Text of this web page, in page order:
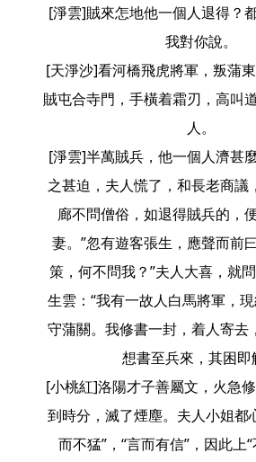
[淨雲]賊來怎地他一個人退得？
我對你說。
[天淨沙]看河橋飛虎將軍，叛蒲
賊屯合寺門，手橫着霜刃，高叫
人。
[淨雲]半萬賊兵，他一個人濟甚
之甚迫，夫人慌了，和長老商議
廊不問僧俗，如退得賊兵的，
妻。”忽有遊客張生，應聲而前
策，何不問我？”夫人大喜，就
生雲：“我有一故人白馬將軍，
守蒲關。我修書一封，着人寄去
想書至兵來，其困即
[小桃紅]洛陽才子善屬文，火急
到時分，滅了煙塵。夫人小姐都
而不猛”，“言而有信”，因此上“